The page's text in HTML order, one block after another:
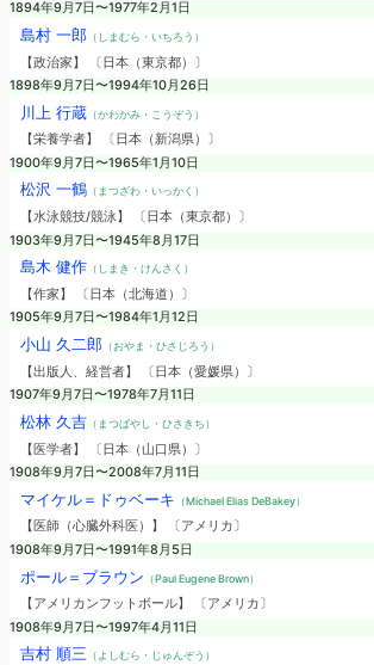
1894年9月7日〜1977年2月1日
島村 一郎（しまむら・いちろう）
【政治家】 〔日本（東京都）〕
1898年9月7日〜1994年10月26日
川上 行蔵（かわかみ・こうぞう）
【栄養学者】 〔日本（新潟県）〕
1900年9月7日〜1965年1月10日
松沢 一鶴（まつざわ・いっかく）
【水泳競技/競泳】 〔日本（東京都）〕
1903年9月7日〜1945年8月17日
島木 健作（しまき・けんさく）
【作家】 〔日本（北海道）〕
1905年9月7日〜1984年1月12日
小山 久二郎（おやま・ひさじろう）
【出版人、経営者】 〔日本（愛媛県）〕
1907年9月7日〜1978年7月11日
松林 久吉（まつばやし・ひさきち）
【医学者】 〔日本（山口県）〕
1908年9月7日〜2008年7月11日
マイケル＝ドゥベーキ （Michael Elias DeBakey）
【医師（心臓外科医）】 〔アメリカ〕
1908年9月7日〜1991年8月5日
ポール＝ブラウン （Paul Eugene Brown）
【アメリカンフットボール】 〔アメリカ〕
1908年9月7日〜1997年4月11日
吉村 順三 （よしむら・じゅんぞう）